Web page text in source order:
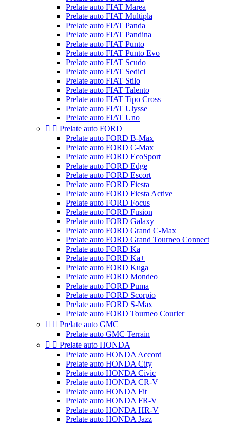
Prelate auto FIAT Marea
Prelate auto FIAT Multipla
Prelate auto FIAT Panda
Prelate auto FIAT Pandina
Prelate auto FIAT Punto
Prelate auto FIAT Punto Evo
Prelate auto FIAT Scudo
Prelate auto FIAT Sedici
Prelate auto FIAT Stilo
Prelate auto FIAT Talento
Prelate auto FIAT Tipo Cross
Prelate auto FIAT Ulysse
Prelate auto FIAT Uno
  Prelate auto FORD
Prelate auto FORD B-Max
Prelate auto FORD C-Max
Prelate auto FORD EcoSport
Prelate auto FORD Edge
Prelate auto FORD Escort
Prelate auto FORD Fiesta
Prelate auto FORD Fiesta Active
Prelate auto FORD Focus
Prelate auto FORD Fusion
Prelate auto FORD Galaxy
Prelate auto FORD Grand C-Max
Prelate auto FORD Grand Tourneo Connect
Prelate auto FORD Ka
Prelate auto FORD Ka+
Prelate auto FORD Kuga
Prelate auto FORD Mondeo
Prelate auto FORD Puma
Prelate auto FORD Scorpio
Prelate auto FORD S-Max
Prelate auto FORD Tourneo Courier
  Prelate auto GMC
Prelate auto GMC Terrain
  Prelate auto HONDA
Prelate auto HONDA Accord
Prelate auto HONDA City
Prelate auto HONDA Civic
Prelate auto HONDA CR-V
Prelate auto HONDA Fit
Prelate auto HONDA FR-V
Prelate auto HONDA HR-V
Prelate auto HONDA Jazz